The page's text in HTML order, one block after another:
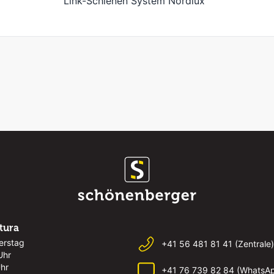
+41 56 481 81 41 (Zentrale)
+41 76 739 82 84